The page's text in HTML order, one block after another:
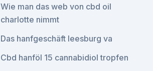
Wie man das web von cbd oil
charlotte nimmt
Das hanfgeschäft leesburg va
Cbd hanföl 15 cannabidiol tropfen